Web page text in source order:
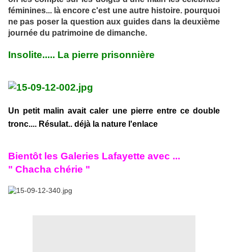
féminines... là encore c'est une autre histoire. pourquoi
ne pas poser la question aux guides dans la deuxième
journée du patrimoine de dimanche.
Insolite..... La pierre prisonnière
Un petit malin avait caler une pierre entre ce double
tronc.... Résulat.. déjà la nature l'enlace
Bientôt les Galeries Lafayette avec ...
" Chacha chérie "